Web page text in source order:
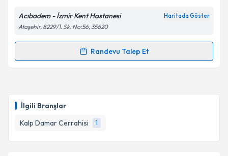
İlgili Branşlar
Kalp Damar Cerrahisi
1
kapsamda işlenmesini kabul ediyorum.
Takvim Talebini Gönder
Acıbadem - İzmir Kent Hastanesi Haritada Göster
Ataşehir, 8229/1. Sk. No:56, 35620
Randevu Talep Et
Randevu Takvimi Talebi
takvim hazırlandığında e-posta ile bilgilendireceğiz.
E-posta Adresiniz